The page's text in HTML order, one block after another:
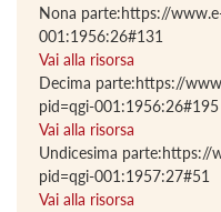
Nona parte:https://
001:1956:26#131
Vai alla risorsa
Decima parte:https://
pid=qgi-001:1956:26#195
Vai alla risorsa
Undicesima parte:https://
pid=qgi-001:1957:27#51
Vai alla risorsa